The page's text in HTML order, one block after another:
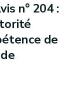
n° 204 :
de